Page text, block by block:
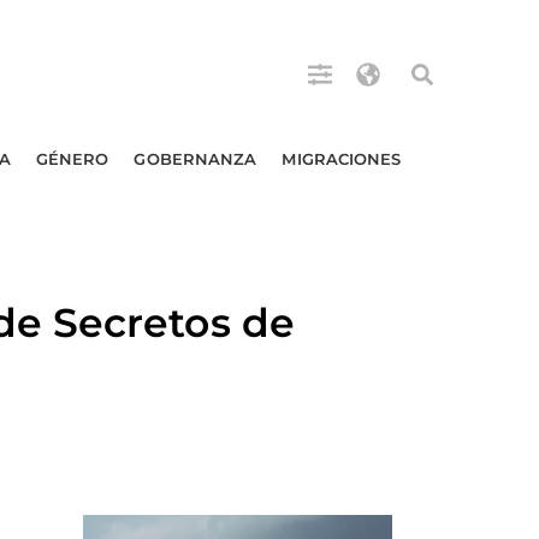
GÉNERO GOBERNANZA MIGRACIONES
Secretos de